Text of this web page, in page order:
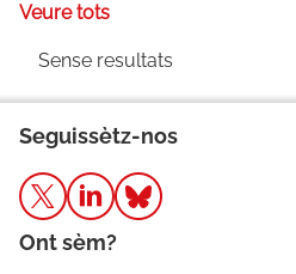
Veure tots
Sense resultats
Seguissètz-nos
Ont sèm?